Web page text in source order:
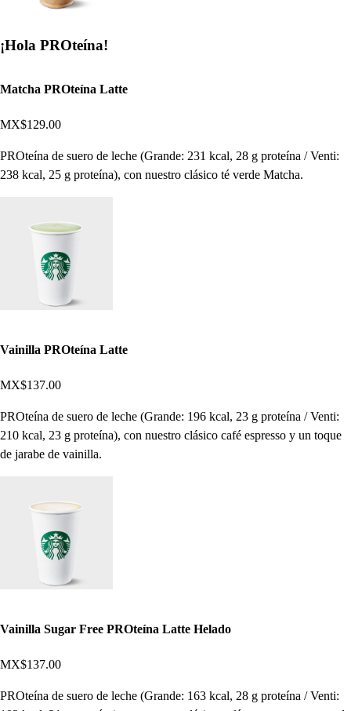
¡Hola PROteína!
Matcha PROteína Latte
MX$129.00
PROteína de suero de leche (Grande: 231 kcal, 28 g proteína / Venti:
238 kcal, 25 g proteína), con nuestro clásico té verde Matcha.
Vainilla PROteína Latte
MX$137.00
PROteína de suero de leche (Grande: 196 kcal, 23 g proteína / Venti:
210 kcal, 23 g proteína), con nuestro clásico café espresso y un toque
de jarabe de vainilla.
Vainilla Sugar Free PROteína Latte Helado
MX$137.00
PROteína de suero de leche (Grande: 163 kcal, 28 g proteína / Venti: